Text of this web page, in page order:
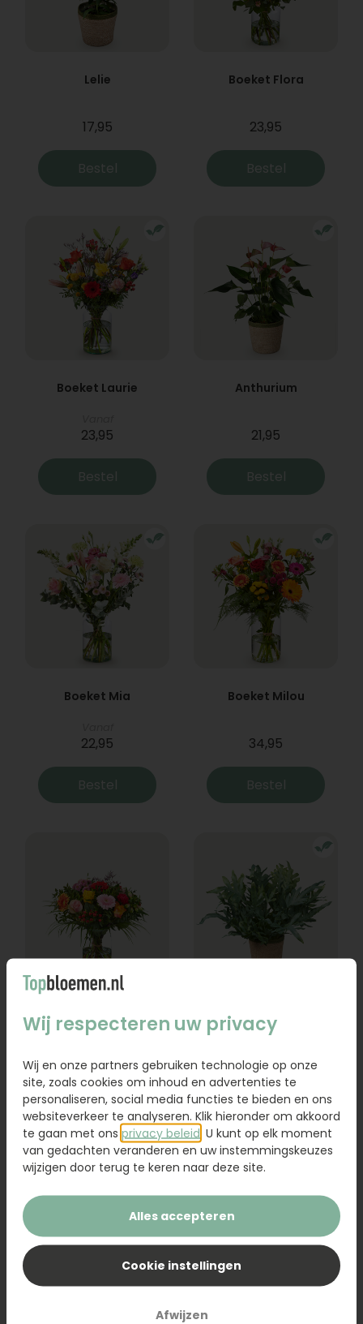
Lelie
17,95
Bestel
Boeket Flora
23,95
Bestel
Boeket Laurie
23,95
Bestel
Anthurium
21,95
Bestel
Boeket Mia
22,95
Bestel
Boeket Milou
34,95
Bestel
Vanaf
Bestel Bestel
Wij respecteren uw privacy
Wij en onze partners gebruiken technologie op onze
site, zoals cookies om inhoud en advertenties te
personaliseren, social media functies te bieden en ons
websiteverkeer te analyseren. Klik hieronder om akkoord
te gaan met ons privacy beleid . U kunt op elk moment
van gedachten veranderen en uw instemmingskeuzes
wijzigen door terug te keren naar deze site.
Alles accepteren
Cookie instellingen
Afwijzen